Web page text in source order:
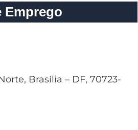
Emprego
Brasília – DF, 70723-